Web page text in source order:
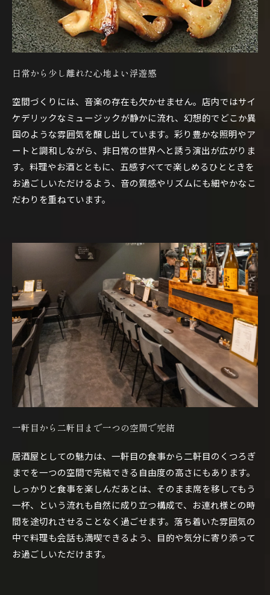
日常から少し離れた心地よい浮遊感
空間づくりには、音楽の存在も欠かせません。店内ではサイ
ケデリックなミュージックが静かに流れ、幻想的でどこか異
国のような雰囲気を醸し出しています。彩り豊かな照明やア
ートと調和しながら、非日常の世界へと誘う演出が広がりま
す。料理やお酒とともに、五感すべてで楽しめるひとときを
お過ごしいただけるよう、音の質感やリズムにも細やかなこ
だわりを重ねています。
一軒目から二軒目まで一つの空間で完結
居酒屋としての魅力は、一軒目の食事から二軒目のくつろぎ
までを一つの空間で完結できる自由度の高さにもあります。
しっかりと食事を楽しんだあとは、そのまま席を移してもう
一杯、という流れも自然に成り立つ構成で、お連れ様との時
間を途切れさせることなく過ごせます。落ち着いた雰囲気の
中で料理も会話も満喫できるよう、目的や気分に寄り添って
お過ごしいただけます。